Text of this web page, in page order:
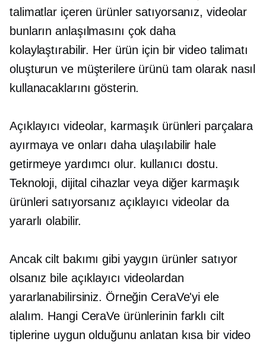
talimatlar içeren ürünler satıyorsanız, videolar
bunların anlaşılmasını çok daha
kolaylaştırabilir. Her ürün için bir video talimatı
oluşturun ve müşterilere ürünü tam olarak nasıl
kullanacaklarını gösterin.
Açıklayıcı videolar, karmaşık ürünleri parçalara
ayırmaya ve onları daha ulaşılabilir hale
getirmeye yardımcı olur. kullanıcı dostu.
Teknoloji, dijital cihazlar veya diğer karmaşık
ürünleri satıyorsanız açıklayıcı videolar da
yararlı olabilir.
Ancak cilt bakımı gibi yaygın ürünler satıyor
olsanız bile açıklayıcı videolardan
yararlanabilirsiniz. Örneğin CeraVe'yi ele
alalım. Hangi CeraVe ürünlerinin farklı cilt
tiplerine uygun olduğunu anlatan kısa bir video